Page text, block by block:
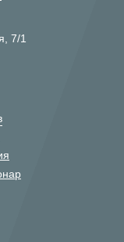
7/1